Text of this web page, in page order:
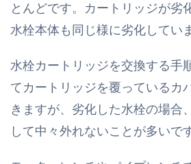
とんどです。カートリッジが劣
水栓本体も同じ様に劣化してい
水栓カートリッジを交換する手
てカートリッジを覆っているカ
きますが、劣化した水栓の場合、
して中々外れないことが多いで